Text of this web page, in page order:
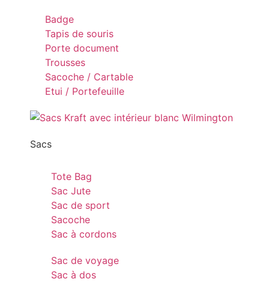
Badge
Tapis de souris
Porte document
Trousses
Sacoche / Cartable
Etui / Portefeuille
Sacs
Tote Bag
Sac Jute
Sac de sport
Sacoche
Sac à cordons
Sac de voyage
Sac à dos